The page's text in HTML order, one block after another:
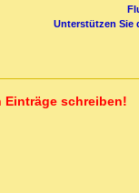
Unterstützen Sie
Einträge schreiben!